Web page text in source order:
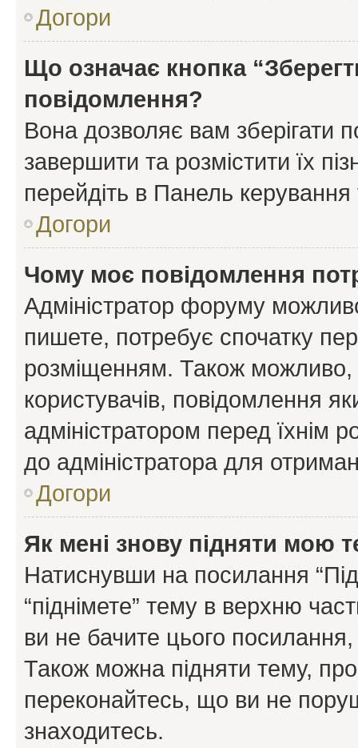
Догори
Що означає кнопка
повідомлення?
Вона дозволяє вам зберігати
завершити та розмістити їх
перейдіть в Панель керування
Догори
Чому моє повідомлення
Адміністратор форуму
пишете, потребує спочатку
розміщенням. Також можливо,
користувачів, повідомлення
адміністратором перед їхнім
до адміністратора для
Догори
Як мені знову підняти мою
Натиснувши на посилання
“піднімете” тему в верхню
ви не бачите цього
Також можна підняти тему,
переконайтесь, що ви не
знаходитесь.